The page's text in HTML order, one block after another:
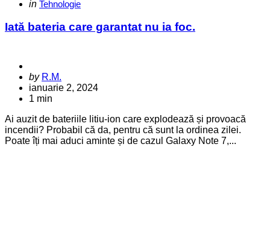
Categories
Posted
in Tehnologie
Iată bateria care garantat nu ia foc.
Posted
by
by R.M.
ianuarie 2, 2024
1 min
Ai auzit de bateriile litiu-ion care explodează și provoacă
incendii? Probabil că da, pentru că sunt la ordinea zilei.
Poate îți mai aduci aminte și de cazul Galaxy Note 7,...